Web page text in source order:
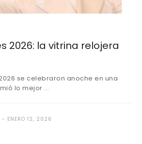
2026: la vitrina relojera
se celebraron anoche en una
lo mejor ...
ENERO 12, 2026